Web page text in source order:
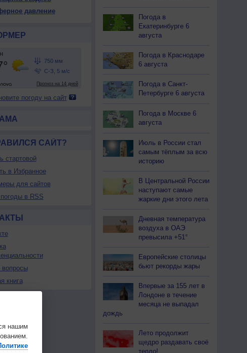
+18
З
+18
<7
+19
<7
+25
+25
+23
43
С-З
<7
+25
+24
40
З
<7
37
<7
35
давление
погоду на сайт
САЙТ?
стартовой
в Избранное
для сайтов
в RSS
вопросы
книга
Погода в
Екатеринбурге 6
августа
Погода в Краснодаре
6 августа
Погода в Санкт-
Петербурге 6 августа
Погода в Москве 6
августа
Июль в России стал
самым тёплым за всю
историю
В Центральной России
наступают самые
жаркие дни этого лета
Дневная температура
воздуха в ОАЭ
превысила +51°
Европейские столицы
бьют рекорды жары
Впервые за 155 лет в
Лондоне в течение
месяца не выпадал
дождь
Лето продолжит
щедро раздавать своё
тепло!
нашим